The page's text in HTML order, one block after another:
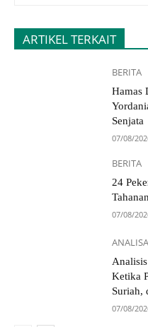
ARTIKEL TERKAIT
BERITA
Hamas
Senjata
07/08/
BERITA
24
07/08/
ANALISA
Ketika
Suriah,
07/08/